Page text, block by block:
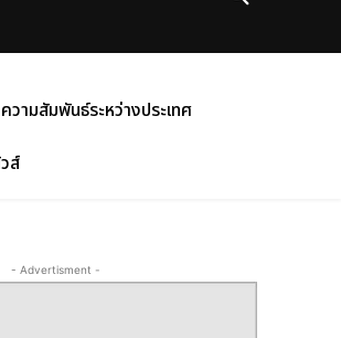
ความสัมพันธ์ระหว่างประเทศ
ส์
- Advertisment -